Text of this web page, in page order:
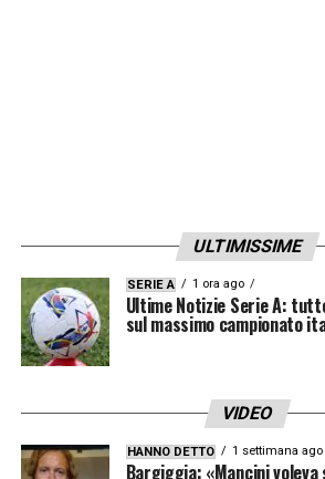
ULTIMISSIME
SERIE A 1 ora ago
Ultime Notizie Serie A:
sul massimo campionato
VIDEO
HANNO DETTO 1 settimana ago
Bargiggia: «Mancini voleva